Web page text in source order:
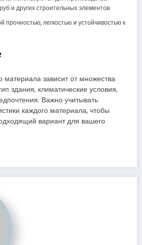
и других строительных элементов.
прочностью, легкостью и устойчивостью к
материала зависит от множества
здания, климатические условия,
Важно учитывать
каждого материала, чтобы
вариант для вашего